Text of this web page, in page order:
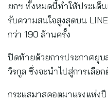
ยกฯ ทั้งหมดนี้ทำให้ประเด็
รับความสนใจสูงสุดบน
กว่า 190 ล้านครั้ง
ปิดท้ายด้วยการประกาศยุ
วีรกูล ซึ่งจะนำไปสู่การเลือ
กระแสมาสคอตมาแรงแห่ง